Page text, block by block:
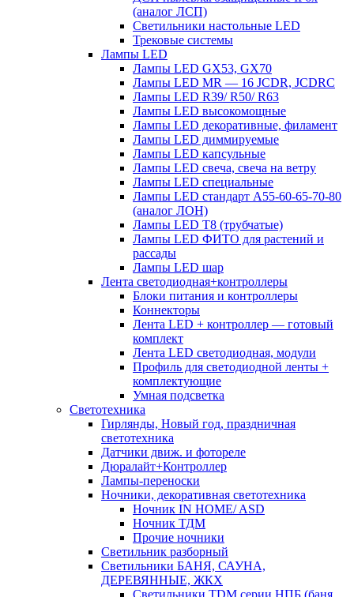
(аналог ЛСП)
Светильники настольные LED
Трековые системы
Лампы LED
Лампы LED GX53, GX70
Лампы LED MR — 16 JCDR, JCDRC
Лампы LED R39/ R50/ R63
Лампы LED высокомощные
Лампы LED декоративные, филамент
Лампы LED диммируемые
Лампы LED капсульные
Лампы LED свеча, свеча на ветру
Лампы LED специальные
Лампы LED стандарт А55-60-65-70-80
(аналог ЛОН)
Лампы LED Т8 (трубчатые)
Лампы LED ФИТО для растений и
рассады
Лампы LED шар
Лента светодиодная+контроллеры
Блоки питания и контроллеры
Коннекторы
Лента LED + контроллер — готовый
комплект
Лента LED светодиодная, модули
Профиль для светодиодной ленты +
комплектующие
Умная подсветка
Светотехника
Гирлянды, Новый год, праздничная
светотехника
Датчики движ. и фотореле
Дюралайт+Контроллер
Лампы-переноски
Ночники, декоративная светотехника
Ночник IN HOME/ ASD
Ночник ТДМ
Прочие ночники
Светильник разборный
Светильники БАНЯ, САУНА,
ДЕРЕВЯННЫЕ, ЖКХ